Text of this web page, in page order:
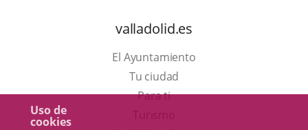
Uso de
cookies
valladolid.es
El Ayuntamiento
Tu ciudad
Para ti